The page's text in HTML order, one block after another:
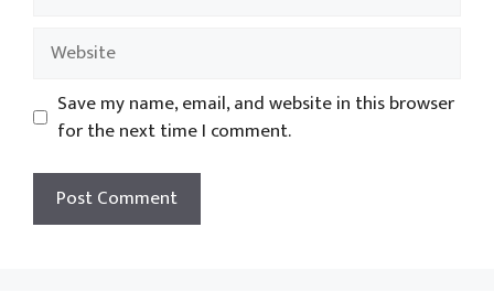
Website
Save my name, email, and website in this browser
for the next time I comment.